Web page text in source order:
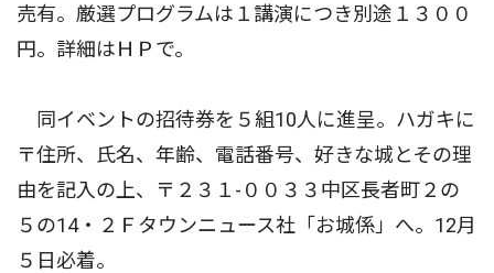
売有。厳選プログラムは１講演につき別途１３００
円。詳細はＨＰで。
同イベントの招待券を５組10人に進呈。ハガキに
〒住所、氏名、年齢、電話番号、好きな城とその理
由を記入の上、〒２３１-００３３中区長者町２の
５の14・２Ｆタウンニュース社「お城係」へ。12月
５日必着。